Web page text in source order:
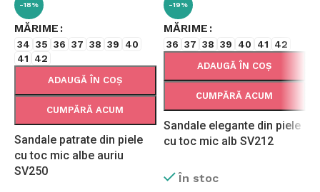
-18%
MĂRIME
34 35 36 37 38 39
40
41
42
ADAUGĂ ÎN COȘ
CUMPĂRĂ ACUM
Sandale patrate din piele
cu toc mic albe auriu
SV250
-19%
MĂRIME
36 37 38 39 40 41 42
ADAUGĂ ÎN COȘ
CUMPĂRĂ ACUM
Sandale elegante din piele
cu toc mic alb SV212
În stoc